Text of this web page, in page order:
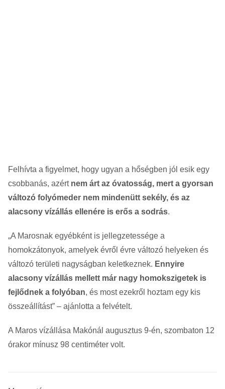
Felhívta a figyelmet, hogy ugyan a hőségben jól esik egy
csobbanás, azért nem árt az óvatosság, mert a gyorsan
változó folyómeder nem mindenütt sekély, és az
alacsony vízállás ellenére is erős a sodrás.
„A Marosnak egyébként is jellegzetessége a
homokzátonyok, amelyek évről évre változó helyeken és
változó területi nagyságban keletkeznek. Ennyire
alacsony vízállás mellett már nagy homokszigetek is
fejlődnek a folyóban, és most ezekről hoztam egy kis
összeállítást” – ajánlotta a felvételt.
A Maros vízállása Makónál augusztus 9-én, szombaton 12
órakor mínusz 98 centiméter volt.